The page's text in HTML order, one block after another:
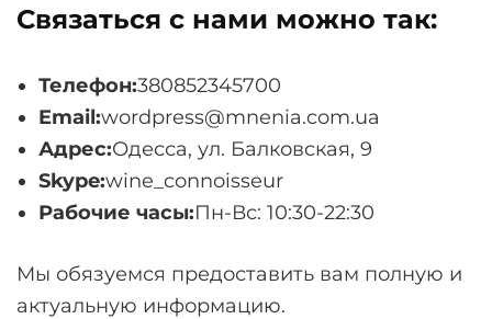
Связаться с нами можно так:
Телефон:380852345700
Email:wordpress@mnenia.com.ua
Адрес:Одесса, ул. Балковская, 9
Skype:wine_connoisseur
Рабочие часы:Пн-Вс: 10:30-22:30
Мы обязуемся предоставить вам полную и
актуальную информацию.